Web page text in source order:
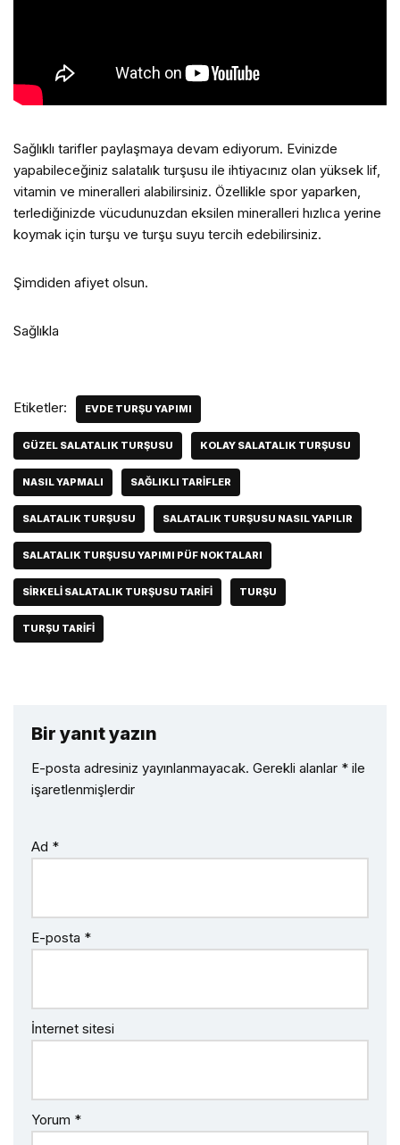
Sağlıklı tarifler paylaşmaya devam ediyorum. Evinizde
yapabileceğiniz salatalık turşusu ile ihtiyacınız olan yüksek lif,
vitamin ve mineralleri alabilirsiniz. Özellikle spor yaparken,
terlediğinizde vücudunuzdan eksilen mineralleri hızlıca yerine
koymak için turşu ve turşu suyu tercih edebilirsiniz.
Şimdiden afiyet olsun.
Sağlıkla
Etiketler: EVDE TURŞU YAPIMI
GÜZEL SALATALIK TURŞUSU KOLAY SALATALIK TURŞUSU
NASIL YAPMALI SAĞLIKLI TARIFLER
SALATALIK TURŞUSU SALATALIK TURŞUSU NASIL YAPILIR
SALATALIK TURŞUSU YAPIMI PÜF NOKTALARI
SIRKELI SALATALIK TURŞUSU TARIFI TURŞU
TURŞU TARIFI
Bir yanıt yazın
E-posta adresiniz yayınlanmayacak. Gerekli alanlar * ile
işaretlenmişlerdir
Ad *
E-posta *
İnternet sitesi
Yorum *